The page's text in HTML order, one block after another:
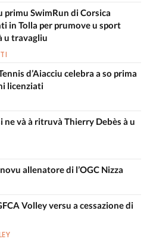
primu SwimRun di Corsica
in Tolla per prumove u sport
u travagliu
d’Aiacciu celebra a so prima
licenziati
ne và à ritruvà Thierry Debès à u
allenatore di l’OGC Nizza
Volley versu a cessazione di